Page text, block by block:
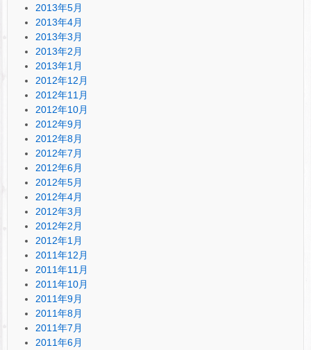
2013年5月
2013年4月
2013年3月
2013年2月
2013年1月
2012年12月
2012年11月
2012年10月
2012年9月
2012年8月
2012年7月
2012年6月
2012年5月
2012年4月
2012年3月
2012年2月
2012年1月
2011年12月
2011年11月
2011年10月
2011年9月
2011年8月
2011年7月
2011年6月